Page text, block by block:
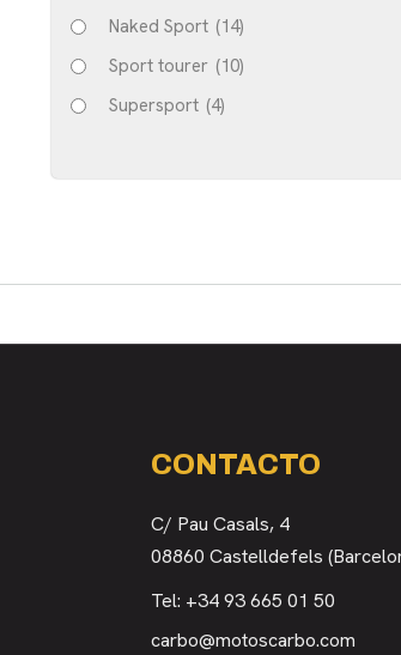
Naked Sport (14)
Sport tourer (10)
Supersport (4)
CONTACTO
C/ Pau Casals, 4
08860 Castelldefels
Tel: +34 93 665 01 50
carbo@motoscarbo.com